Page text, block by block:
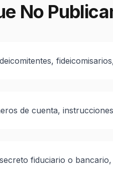
No
de cuenta,
fiduciario o